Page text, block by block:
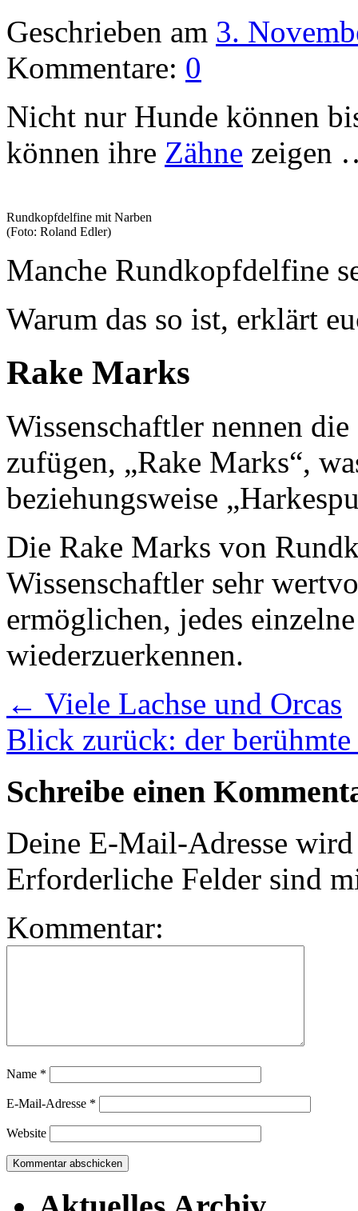
Geschrieben am 3.
Kommentare: 0
Nicht nur Hunde können
können ihre Zähne zeigen
Rundkopfdelfine mit Narben
(Foto: Roland Edler)
Manche Rundkopfdelfine
Warum das so ist, erklärt
Rake Marks
Wissenschaftler nennen
zufügen, „Rake Marks“,
beziehungsweise
Die Rake Marks von
Wissenschaftler sehr
ermöglichen, jedes
wiederzuerkennen.
← Viele Lachse und Orcas
Blick zurück: der
Schreibe einen
Deine E-Mail-Adresse
Erforderliche Felder sind
Kommentar:
Name *
E-Mail-Adresse *
Website